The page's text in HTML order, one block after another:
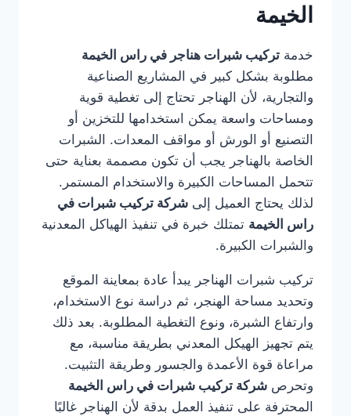
الخيمة
خدمة تركيب شبرات هناجر في راس الخيمة
مطلوبة بشكل كبير في المشاريع الصناعية
والتجارية، لأن الهناجر تحتاج إلى تغطية قوية
ومساحات واسعة يمكن استخدامها للتخزين أو
التصنيع أو الورش أو مواقف المعدات. الشبرات
الخاصة بالهناجر يجب أن تكون مصممة بعناية حتى
تتحمل المساحات الكبيرة والاستخدام المستمر.
لذلك يحتاج العميل إلى شركة تركيب شبرات في
راس الخيمة تمتلك خبرة في تنفيذ الهياكل المعدنية
والشبرات الكبيرة.
تركيب شبرات الهناجر يبدأ عادة بمعاينة الموقع
وتحديد مساحة الهنجر، ثم دراسة نوع الاستخدام،
وارتفاع الشبرة، ونوع التغطية المطلوبة. بعد ذلك
يتم تجهيز الهيكل المعدني بطريقة مناسبة، مع
مراعاة قوة الأعمدة والجسور وطريقة التثبيت.
وتحرص شركة تركيب شبرات في راس الخيمة
المحترفة على تنفيذ العمل بدقة لأن الهناجر غالبًا